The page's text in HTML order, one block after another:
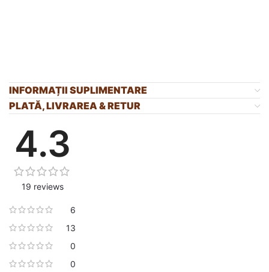
INFORMAȚII SUPLIMENTARE
PLATĂ, LIVRAREA & RETUR
4.3
19 reviews
6
13
0
0